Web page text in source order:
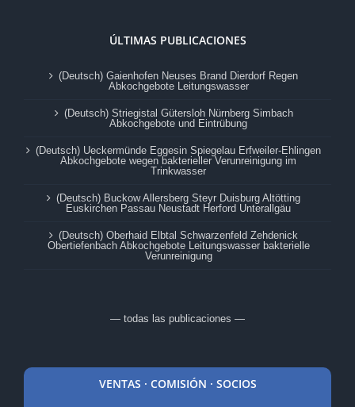
ÚLTIMAS PUBLICACIONES
(Deutsch) Gaienhofen Neuses Brand Dierdorf Regen
Abkochgebote Leitungswasser
(Deutsch) Striegistal Gütersloh Nürnberg Simbach
Abkochgebote und Eintrübung
(Deutsch) Ueckermünde Eggesin Spiegelau Erfweiler-Ehlingen
Abkochgebote wegen bakterieller Verunreinigung im
Trinkwasser
(Deutsch) Buckow Allersberg Steyr Duisburg Altötting
Euskirchen Passau Neustadt Herford Unterallgäu
(Deutsch) Oberhaid Elbtal Schwarzenfeld Zehdenick
Obertiefenbach Abkochgebote Leitungswasser bakterielle
Verunreinigung
— todas las publicaciones —
VENTAS · COMISIÓN · SOCIOS